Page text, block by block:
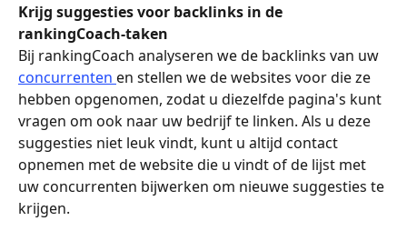
Krijg suggesties voor backlinks in de
rankingCoach-taken
Bij rankingCoach analyseren we de backlinks van uw
concurrenten en stellen we de websites voor die ze
hebben opgenomen, zodat u diezelfde pagina's kunt
vragen om ook naar uw bedrijf te linken. Als u deze
suggesties niet leuk vindt, kunt u altijd contact
opnemen met de website die u vindt of de lijst met
uw concurrenten bijwerken om nieuwe suggesties te
krijgen.